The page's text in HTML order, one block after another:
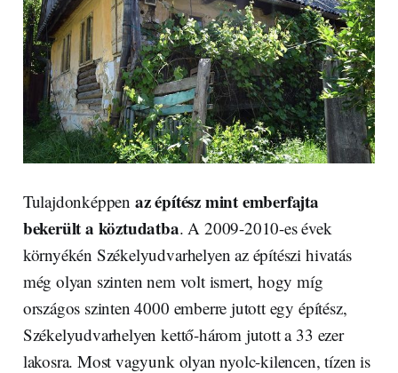
Tulajdonképpen az építész mint emberfajta
bekerült a köztudatba. A 2009-2010-es évek
környékén Székelyudvarhelyen az építészi hivatás
még olyan szinten nem volt ismert, hogy míg
országos szinten 4000 emberre jutott egy építész,
Székelyudvarhelyen kettő-három jutott a 33 ezer
lakosra. Most vagyunk olyan nyolc-kilencen, tízen is